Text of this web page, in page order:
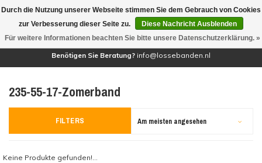
(0)
Benötigen Sie Beratung? info@lossebanden.nl
235-55-17-Zomerband
FILTERS Am meisten angesehen
Keine Produkte gefunden!...
Durch die Nutzung unserer Webseite stimmen Sie dem Gebrauch von Cookies
zur Verbesserung dieser Seite zu.
Diese Nachricht Ausblenden
Für weitere Informationen beachten Sie bitte unsere Datenschutzerklärung. »